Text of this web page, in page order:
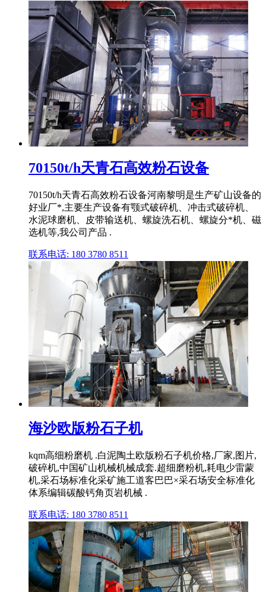
70150t/h天青石高效粉石设备
70150t/h天青石高效粉石设备河南黎明是生产矿山设备的
好业厂*,主要生产设备有颚式破碎机、冲击式破碎机、
水泥球磨机、皮带输送机、螺旋洗石机、螺旋分*机、磁
选机等,我公司产品 .
联系电话: 180 3780 8511
海沙欧版粉石子机
kqm高细粉磨机 .白泥陶土欧版粉石子机价格,厂家,图片,
破碎机,中国矿山机械机械成套.超细磨粉机,耗电少雷蒙
机,采石场标准化采矿施工道客巴巴×采石场安全标准化
体系编辑碳酸钙角页岩机械 .
联系电话: 180 3780 8511